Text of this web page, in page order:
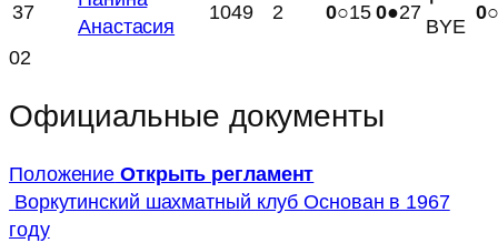
37
Анастасия
1049 2 0○15 0●27
BYE
0
02
Официальные документы
Положение Открыть регламент
Воркутинский шахматный клубОснован в 1967
году